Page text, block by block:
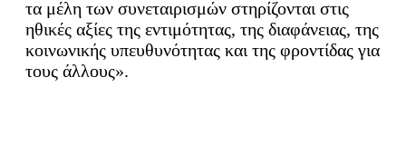
τα μέλη των συνεταιρισμών στηρίζονται στις
ηθικές αξίες της εντιμότητας, της διαφάνειας, της
κοινωνικής υπευθυνότητας και της φροντίδας για
τους άλλους».